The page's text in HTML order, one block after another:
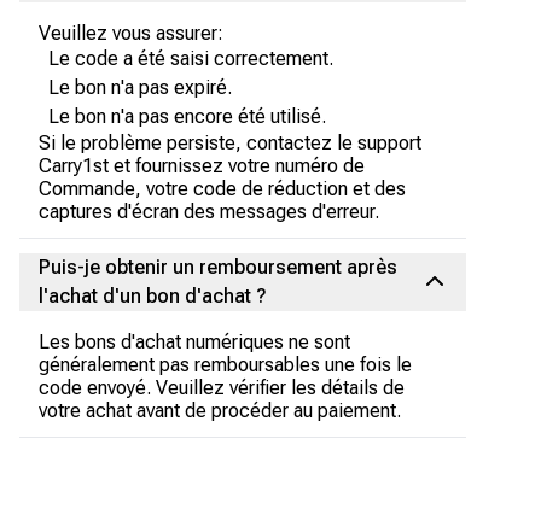
Veuillez vous assurer:
Le code a été saisi correctement.
Le bon n'a pas expiré.
Le bon n'a pas encore été utilisé.
Si le problème persiste, contactez le support
Carry1st et fournissez votre numéro de
Commande, votre code de réduction et des
captures d'écran des messages d'erreur.
Puis-je obtenir un remboursement après
l'achat d'un bon d'achat ?
Les bons d'achat numériques ne sont
généralement pas remboursables une fois le
code envoyé. Veuillez vérifier les détails de
votre achat avant de procéder au paiement.